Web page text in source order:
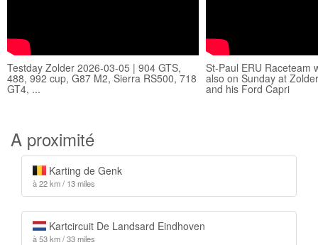
Testday Zolder 2026-03-05 | 904 GTS,
488, 992 cup, G87 M2, Sierra RS500, 718
GT4, ...
St-Paul ERU Raceteam
also on Sunday at
and his Ford Capri
A proximité
Karting de Genk
à 22 km / 13 miles
Kartcircuit De Landsard Eindhoven
à 53 km / 33 miles